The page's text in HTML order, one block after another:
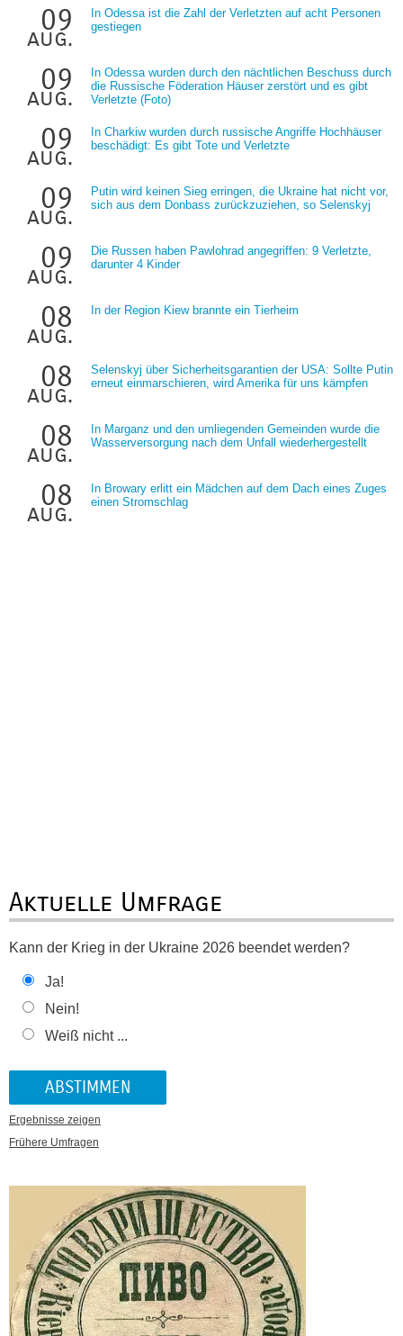
09
aug.
In Odessa ist die Zahl der Verletzten auf acht Personen
gestiegen
09
aug.
In Odessa wurden durch den nächtlichen Beschuss durch
die Russische Föderation Häuser zerstört und es gibt
Verletzte (Foto)
09
aug.
In Charkiw wurden durch russische Angriffe Hochhäuser
beschädigt: Es gibt Tote und Verletzte
09
aug.
Putin wird keinen Sieg erringen, die Ukraine hat nicht vor,
sich aus dem Donbass zurückzuziehen, so Selenskyj
09
aug.
Die Russen haben Pawlohrad angegriffen: 9 Verletzte,
darunter 4 Kinder
08
aug.
In der Region Kiew brannte ein Tierheim
08
aug.
Selenskyj über Sicherheitsgarantien der USA: Sollte Putin
erneut einmarschieren, wird Amerika für uns kämpfen
08
aug.
In Marganz und den umliegenden Gemeinden wurde die
Wasserversorgung nach dem Unfall wiederhergestellt
08
aug.
In Browary erlitt ein Mädchen auf dem Dach eines Zuges
einen Stromschlag
Aktuelle Umfrage
Kann der Krieg in der Ukraine 2026 beendet werden?
Ja!
Nein!
Weiß nicht ...
Ergebnisse zeigen
Frühere Umfragen